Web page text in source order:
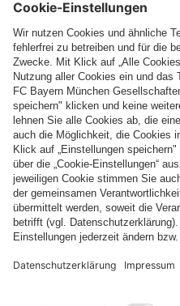
Folge uns
Zahlung & Lieferung
FC Bayern Store App